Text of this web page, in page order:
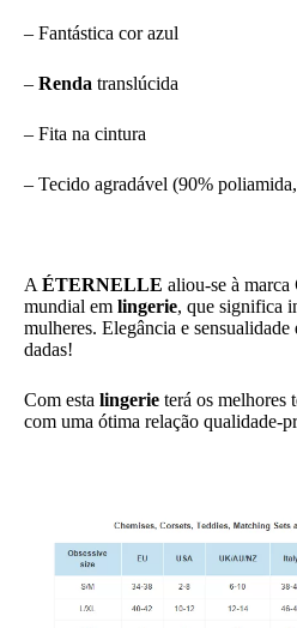
– Fantástica cor azul
– Renda translúcida
– Fita na cintura
– Tecido agradável (90%
A ÉTERNELLE aliou-se à marca
mundial em lingerie, que significa
mulheres. Elegância e sensualidade
dadas!
Com esta lingerie terá os melhores
com uma ótima relação qualidade-